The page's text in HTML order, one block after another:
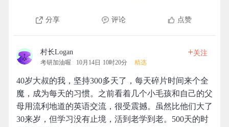
分享 评论 点赞
村长Logan
考研加油喔 10月14日 10时20分 精选
+关注
40岁大叔的我，坚持300多天了，每天碎片时间来个全
魔，成为每天的习惯。之前看着几个小毛孩和自己的父
母用流利地道的英语交流，很受震撼。虽然比他们大了
30来岁，但学习没有止境，活到老学到老。500天的时